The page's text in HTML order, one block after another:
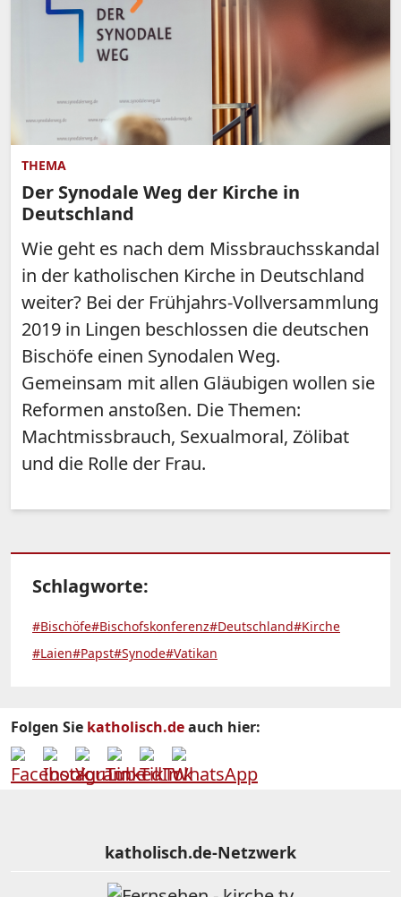
THEMA
Der Synodale Weg der Kirche in
Deutschland
Wie geht es nach dem Missbrauchsskandal
in der katholischen Kirche in Deutschland
weiter? Bei der Frühjahrs-Vollversammlung
2019 in Lingen beschlossen die deutschen
Bischöfe einen Synodalen Weg.
Gemeinsam mit allen Gläubigen wollen sie
Reformen anstoßen. Die Themen:
Machtmissbrauch, Sexualmoral, Zölibat
und die Rolle der Frau.
Schlagworte:
#Bischöfe#Bischofskonferenz#Deutschland#Kirche
#Laien#Papst#Synode#Vatikan
Folgen Sie katholisch.deauch hier:
katholisch.de-Netzwerk